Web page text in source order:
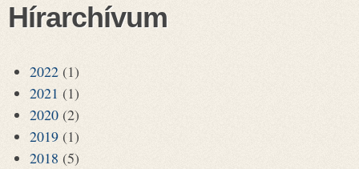
Hírarchívum
2022 (1)
2021 (1)
2020 (2)
2019 (1)
2018 (5)